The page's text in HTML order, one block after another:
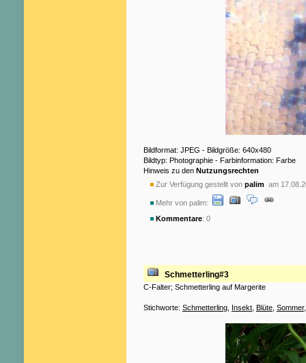
Bildformat: JPEG - Bildgröße: 640x480
Bildtyp: Photographie - Farbinformation: Farbe
Hinweis zu den Nutzungsrechten
Zur Verfügung gestellt von palim am
Mehr von palim:
Kommentare: 0
Schmetterling#3
C-Falter; Schmetterling auf Margerite
Stichworte: Schmetterling Insekt Blüte Sommer